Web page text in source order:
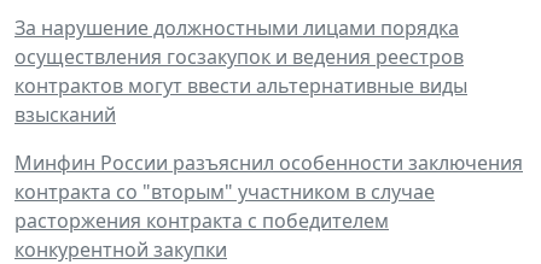
За нарушение должностными лицами порядка
осуществления госзакупок и ведения реестров
контрактов могут ввести альтернативные виды
взысканий
Минфин России разъяснил особенности заключения
контракта со "вторым" участником в случае
расторжения контракта с победителем
конкурентной закупки